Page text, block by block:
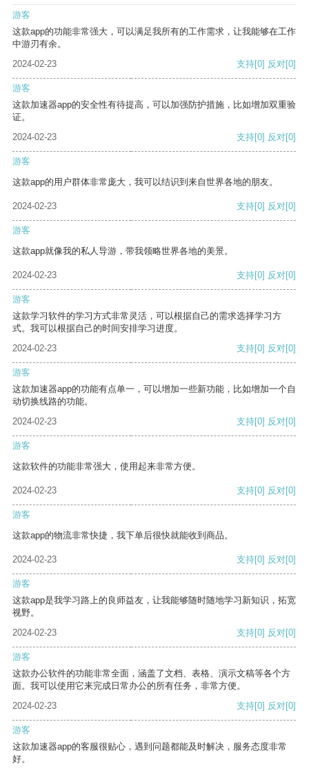
游客
这款app的功能非常强大，可以满足我所有的工作需求，让我能够在工作
中游刃有余。
2024-02-23
支持[0] 反对[0]
游客
这款加速器app的安全性有待提高，可以加强防护措施，比如增加双重验
证。
2024-02-23
支持[0] 反对[0]
游客
这款app的用户群体非常庞大，我可以结识到来自世界各地的朋友。
2024-02-23 支持[0] 反对[0]
游客
这款app就像我的私人导游，带我领略世界各地的美景。
2024-02-23 支持[0] 反对[0]
游客
这款学习软件的学习方式非常灵活，可以根据自己的需求选择学习方
式。我可以根据自己的时间安排学习进度。
2024-02-23
支持[0] 反对[0]
游客
这款加速器app的功能有点单一，可以增加一些新功能，比如增加一个自
动切换线路的功能。
2024-02-23
支持[0] 反对[0]
游客
这款软件的功能非常强大，使用起来非常方便。
2024-02-23 支持[0] 反对[0]
游客
这款app的物流非常快捷，我下单后很快就能收到商品。
2024-02-23 支持[0] 反对[0]
游客
这款app是我学习路上的良师益友，让我能够随时随地学习新知识，拓宽
视野。
2024-02-23
支持[0] 反对[0]
游客
这款办公软件的功能非常全面，涵盖了文档、表格、演示文稿等各个方
面。我可以使用它来完成日常办公的所有任务，非常方便。
2024-02-23
支持[0] 反对[0]
游客
这款加速器app的客服很贴心，遇到问题都能及时解决，服务态度非常
好。